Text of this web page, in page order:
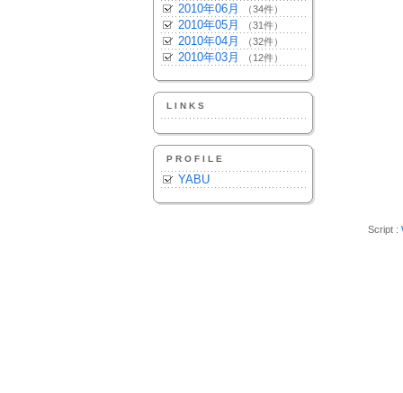
2010年06月 （34件）
2010年05月 （31件）
2010年04月 （32件）
2010年03月 （12件）
LINKS
PROFILE
YABU
Script :